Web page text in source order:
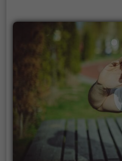
verlängert werden.
auf der Website.